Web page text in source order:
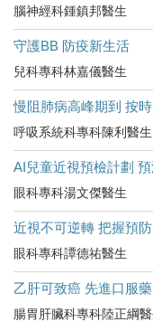
腦神經科鍾鎮邦醫生
守護BB 防疫新生活
兒科專科林嘉儀醫生
慢阻肺病高峰期到 按
呼吸系統科專科陳利醫生
AI兒童近視預檢計劃
眼科專科湯文傑醫生
近視不可逆轉 把握預
眼科專科譚德祐醫生
乙肝可致癌 先進口服
腸胃肝臟科專科陸正綱